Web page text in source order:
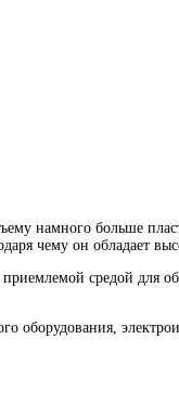
намного больше
чему он обладает
приемлемой средой
оборудования,